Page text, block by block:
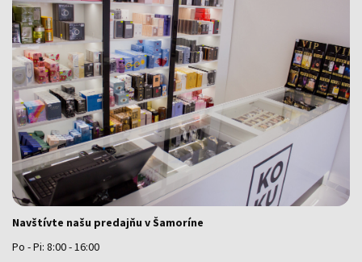
Navštívte našu predajňu v Šamoríne
Po - Pi: 8:00 - 16:00